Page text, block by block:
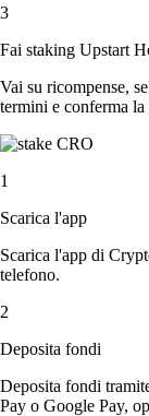
3
Fai staking Upstart
Vai su ricompense,
termini e conferma
1
Scarica l'app
Scarica l'app di
telefono.
2
Deposita fondi
Deposita fondi
Pay o Google Pay,